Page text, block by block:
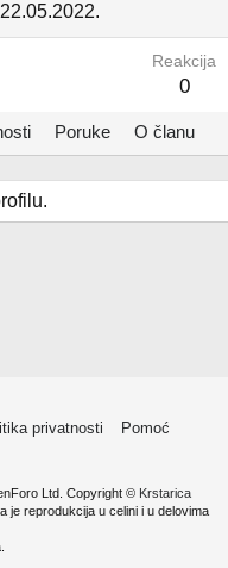
22.05.2022.
Reakcija
0
Poruke O članu
privatnosti
Pomoć
Ltd. Copyright © Krstarica
je reprodukcija u celini i u delovima